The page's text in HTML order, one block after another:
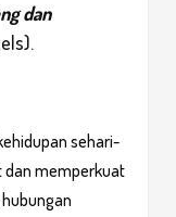
dan
sehari-
dan memperkuat